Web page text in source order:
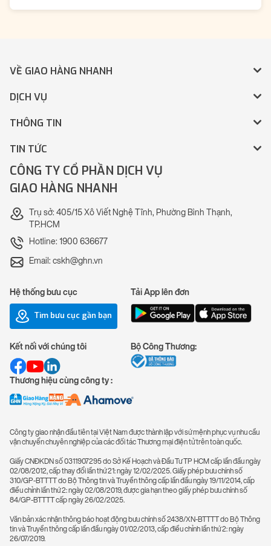
VỀ GIAO HÀNG NHANH
DỊCH VỤ
THÔNG TIN
TIN TỨC
CÔNG TY CỔ PHẦN DỊCH VỤ
GIAO HÀNG NHANH
Trụ sở: 405/15 Xô Viết Nghệ Tĩnh, Phường Bình Thạnh,
TP.HCM
Hotline: 1900 636677
Email: cskh@ghn.vn
Hệ thống bưu cục
Tìm bưu cục gần bạn
Tải App lên đơn
Kết nối với chúng tôi
Thương hiệu cùng công ty :
Bộ Công Thương:
Công ty giao nhận đầu tiên tại Việt Nam được thành lập với sứ mệnh phục vụ nhu cầu
vận chuyển chuyên nghiệp của các đối tác Thương mại điện tử trên toàn quốc.
Giấy CNĐKDN số 0311907295 do Sở Kế Hoạch và Đầu Tư TP HCM cấp lần đầu ngày
02/08/2012, cấp thay đổi lần thứ 21: ngày 12/02/2025. Giấy phép bưu chính số
310/GP-BTTTT do Bộ Thông tin và Truyền thông cấp lần đầu ngày 19/11/2014, cấp
điều chỉnh lần thứ 2: ngày 02/08/2019, được gia hạn theo giấy phép bưu chính số
84/GP-BTTTT cấp ngày 26/02/2025.
Văn bản xác nhận thông báo hoạt động bưu chính số 2438/XN-BTTTT do Bộ Thông
tin và Truyền thông cấp lần đầu ngày 01/02/2013, cấp điều chỉnh lần thứ 2: ngày
26/07/2019.